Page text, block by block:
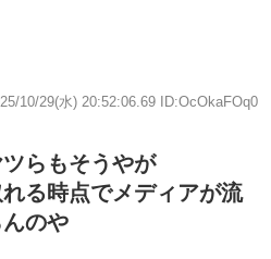
10/29(水) 20:52:06.69 ID:OcOkaFOq0
らもそうやが
る時点でメディアが流
のや